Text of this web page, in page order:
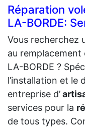
Réparation
LA-BORDE:
Vous recherchez
au remplacement
LA-BORDE ?
l’installation et le
entreprise d’
services pour la
de tous types.